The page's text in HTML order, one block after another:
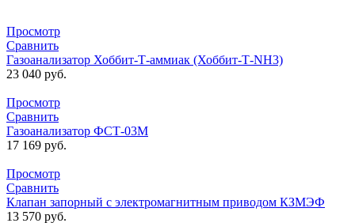
Просмотр
Сравнить
Газоанализатор Хоббит-Т-аммиак (Хоббит-Т-NH3)
23 040 руб.
Просмотр
Сравнить
Газоанализатор ФСТ-03М
17 169 руб.
Просмотр
Сравнить
Клапан запорный с электромагнитным приводом КЗМЭФ
13 570 руб.